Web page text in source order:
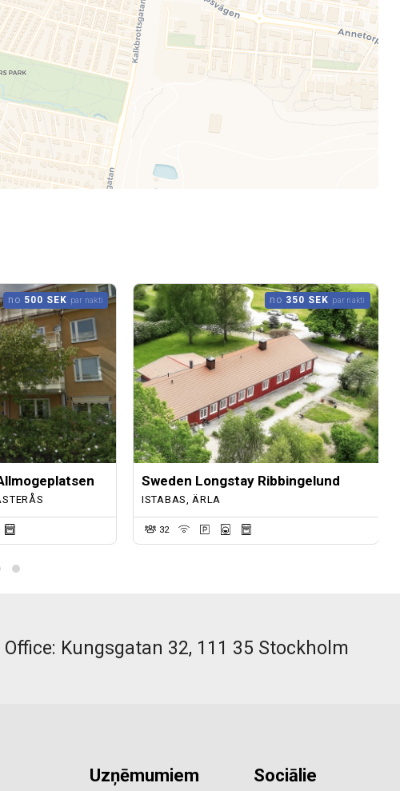
no 500 SEK par nakti no 350 SEK par nakti
Sweden Longstay Ribbingelund
ISTABAS, ÄRLA
32
Office: Kungsgatan 32, 111 35 Stockholm
Uzņēmumiem
Sociālie